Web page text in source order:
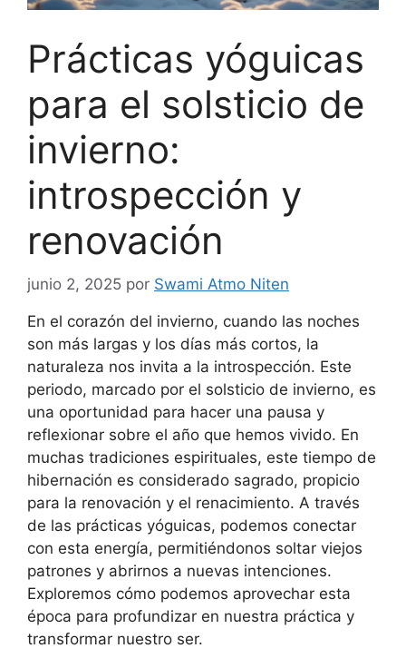
Prácticas yóguicas
para el solsticio de
invierno:
introspección y
renovación
junio 2, 2025 por Swami Atmo Niten
En el corazón del invierno, cuando las noches
son más largas y los días más cortos, la
naturaleza nos invita a la introspección. Este
periodo, marcado por el solsticio de invierno, es
una oportunidad para hacer una pausa y
reflexionar sobre el año que hemos vivido. En
muchas tradiciones espirituales, este tiempo de
hibernación es considerado sagrado, propicio
para la renovación y el renacimiento. A través
de las prácticas yóguicas, podemos conectar
con esta energía, permitiéndonos soltar viejos
patrones y abrirnos a nuevas intenciones.
Exploremos cómo podemos aprovechar esta
época para profundizar en nuestra práctica y
transformar nuestro ser.